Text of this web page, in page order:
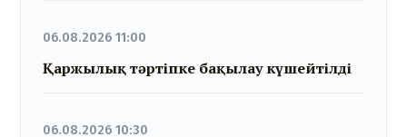
06.08.2026 11:00
Қаржылық тәртіпке бақылау күшейтілді
06.08.2026 10:30